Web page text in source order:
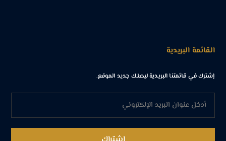
القائمة البريدية
إشترك في قائمتنا البريدية ليصلك جديد الموقع.